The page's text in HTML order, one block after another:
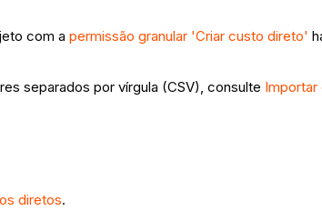
com a permissão granular 'Criar custo direto'
separados por vírgula (CSV), consulte
diretos.